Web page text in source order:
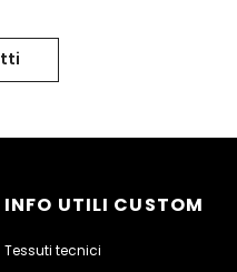
INFO UTILI CUSTOM
Tessuti tecnici